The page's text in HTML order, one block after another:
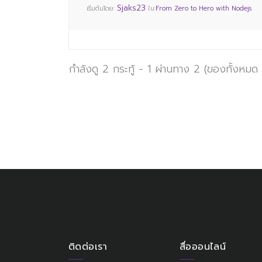
เริ่มต้นโดย: Sjaks23 ใน:From Zero to Hero with Nodejs
กำลังดู 2 กระทู้ - 1 ผ่านทาง 2 (ของทั้งหม
ติดต่อเรา สื่อออนไลน์